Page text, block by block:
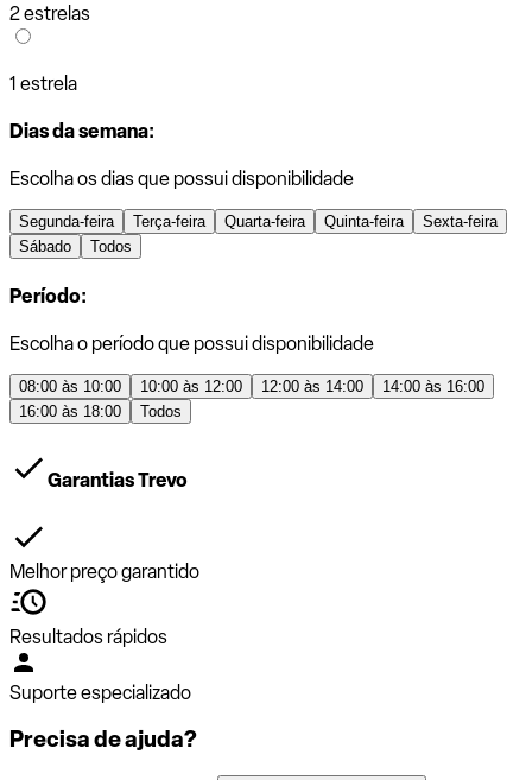
2 estrelas
1 estrela
Dias da semana:
Escolha os dias que possui disponibilidade
Segunda-feira Terça-feira Quarta-feira Quinta-feira
Sexta-feira
Sábado
Todos
Período:
Escolha o período que possui disponibilidade
08:00 às 10:00 10:00 às 12:00 12:00 às 14:00
14:00 às 16:00
16:00 às 18:00
Todos
Garantias Trevo
Melhor preço garantido
Resultados rápidos
Suporte especializado
Precisa de ajuda?